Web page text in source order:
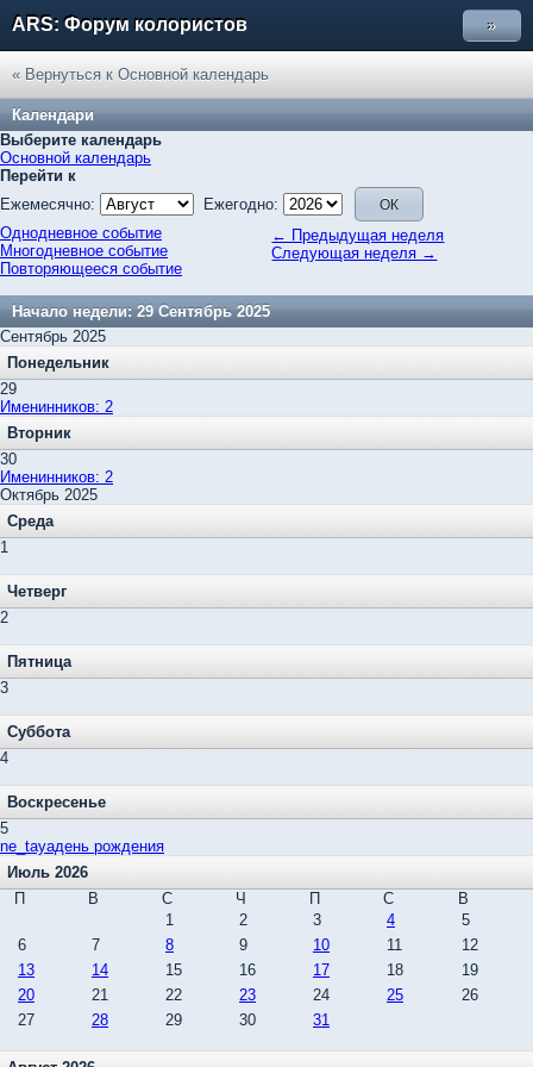
ARS: Форум колористов »
« Вернуться к Основной календарь
Календари
Выберите календарь
Основной календарь
Перейти к
Ежемесячно:
Ежегодно:
← Предыдущая неделя
Следующая неделя →
Однодневное событие
Многодневное событие
Повторяющееся событие
Начало недели: 29 Сентябрь 2025
Сентябрь 2025
Понедельник
29
Именинников: 2
Вторник
30
Именинников: 2
Октябрь 2025
Среда
1
Четверг
2
Пятница
3
Суббота
4
Воскресенье
5
ne_tayaдень рождения
Июль 2026
П
В С Ч П С
В
1
2 3 4
5
6
7 8 9 10 11
12
13
14 15 16 17 18
19
20
21 22 23 24 25
26
27
28 29 30 31